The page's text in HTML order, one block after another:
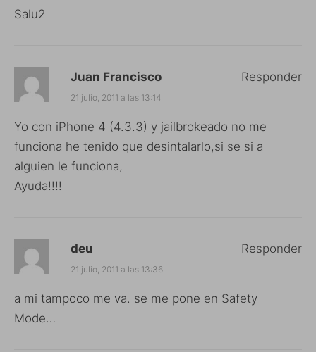
Salu2
Juan Francisco
21 julio, 2011 a las 13:14
Yo con iPhone 4 (4.3.3) y jailbrokeado no me
funciona he tenido que desintalarlo,si se si a
alguien le funciona,
Ayuda!!!!
Responder
deu
21 julio, 2011 a las 13:36
a mi tampoco me va. se me pone en Safety
Mode…
Responder